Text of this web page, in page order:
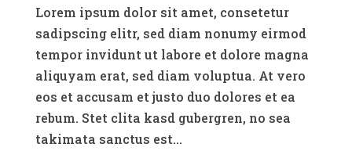
Lorem ipsum dolor sit amet, consetetur
sadipscing elitr, sed diam nonumy eirmod
tempor invidunt ut labore et dolore magna
aliquyam erat, sed diam voluptua. At vero
eos et accusam et justo duo dolores et ea
rebum. Stet clita kasd gubergren, no sea
takimata sanctus est...